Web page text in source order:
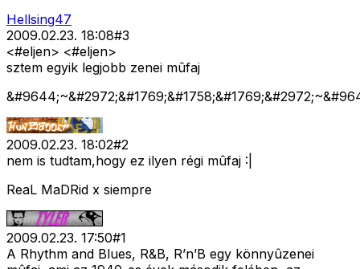
Hellsing47
2009.02.23. 18:08#3
<#eljen> <#eljen>
sztem egyik legjobb zenei mûfaj
2009.02.23. 18:02#2
nem is tudtam,hogy ez ilyen régi mûfaj :|
ReaL MaDRid x siempre
2009.02.23. 17:50#1
A Rhythm and Blues, R&B, R’n’B egy könnyûzenei